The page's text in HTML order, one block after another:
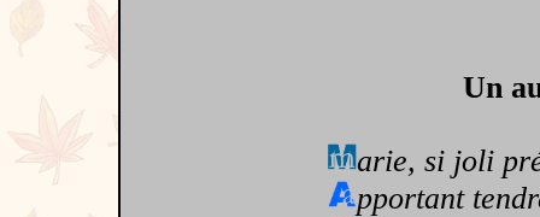
Un
arie, si joli
pportant